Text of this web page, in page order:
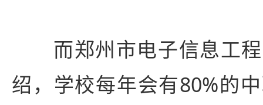
而郑州市电子信息工程
绍，学校每年会有80%的